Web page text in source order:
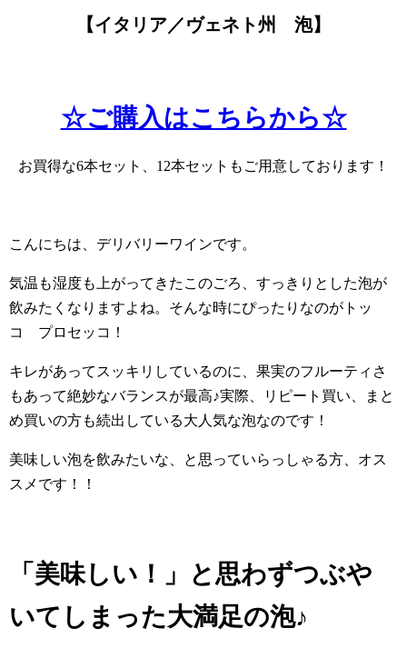
【イタリア／ヴェネト州 泡】
☆ご購入はこちらから☆
お買得な6本セット、12本セットもご用意しております！
こんにちは、デリバリーワインです。
気温も湿度も上がってきたこのごろ、すっきりとした泡が
飲みたくなりますよね。そんな時にぴったりなのがトッ
コ プロセッコ！
キレがあってスッキリしているのに、果実のフルーティさ
もあって絶妙なバランスが最高♪実際、リピート買い、まと
め買いの方も続出している大人気な泡なのです！
美味しい泡を飲みたいな、と思っていらっしゃる方、オス
スメです！！
「美味しい！」と思わずつぶや
いてしまった大満足の泡♪